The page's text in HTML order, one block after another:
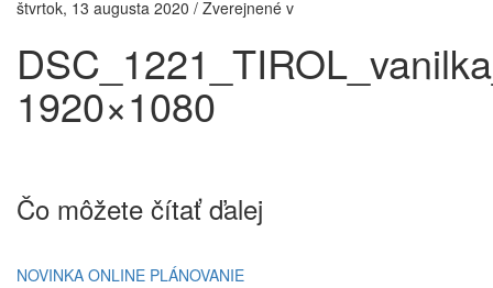
štvrtok, 13 augusta 2020 / Zverejnené v
1920×1080
Čo môžete čítať ďalej
NOVINKA ONLINE PLÁNOVANIE